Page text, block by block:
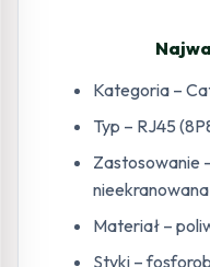
Kategoria –
Typ – RJ45
Zastosowanie
nieekranowana
Materiał –
Styki –